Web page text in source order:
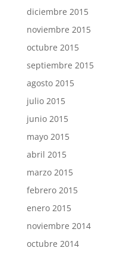
diciembre 2015
noviembre 2015
octubre 2015
septiembre 2015
agosto 2015
julio 2015
junio 2015
mayo 2015
abril 2015
marzo 2015
febrero 2015
enero 2015
noviembre 2014
octubre 2014